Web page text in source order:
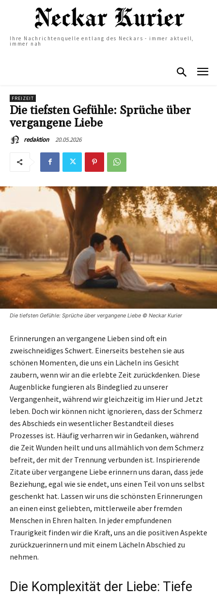
Ihre Nachrichtenquelle entlang des Neckars - immer aktuell,
immer nah
FREIZEIT
Die tiefsten Gefühle: Sprüche über
vergangene Liebe
redaktion 20.05.2026
Die tiefsten Gefühle: Sprüche über vergangene Liebe © Neckar Kurier
Erinnerungen an vergangene Lieben sind oft ein
zweischneidiges Schwert. Einerseits bestehen sie aus
schönen Momenten, die uns ein Lächeln ins Gesicht
zaubern, wenn wir an die erlebte Zeit zurückdenken. Diese
Augenblicke fungieren als Bindeglied zu unserer
Vergangenheit, während wir gleichzeitig im Hier und Jetzt
leben. Doch wir können nicht ignorieren, dass der Schmerz
des Abschieds ein wesentlicher Bestandteil dieses
Prozesses ist. Häufig verharren wir in Gedanken, während
die Zeit Wunden heilt und uns allmählich von dem Schmerz
befreit, der mit der Trennung verbunden ist. Inspirierende
Zitate über vergangene Liebe erinnern uns daran, dass jede
Beziehung, egal wie sie endet, uns einen Teil von uns selbst
geschenkt hat. Lassen wir uns die schönsten Erinnerungen
an einen einst geliebten, mittlerweile aber fremden
Menschen in Ehren halten. In jeder empfundenen
Traurigkeit finden wir die Kraft, uns an die positiven Aspekte
zurückzuerinnern und mit einem Lächeln Abschied zu
nehmen.
Die Komplexität der Liebe: Tiefe